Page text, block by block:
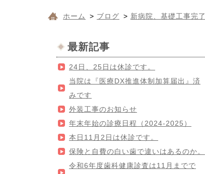
ホーム > ブログ > 新病院、基礎工事完了
最新記事
24日、25日は休診です。
当院は『医療DX推進体制加算届出』済
みです
外装工事のお知らせ
年末年始の診療日程（2024-2025）
本日11月2日は休診です。
保険と自費の白い歯で違いはあるのか。
令和6年度歯科健康診査は11月までで